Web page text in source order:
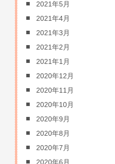
2021年5月
2021年4月
2021年3月
2021年2月
2021年1月
2020年12月
2020年11月
2020年10月
2020年9月
2020年8月
2020年7月
2020年6月